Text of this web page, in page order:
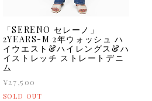
「SERENO セレーノ」
2YEARS-M 2年ウォッシュ ハ
イウエスト&ハイレングス&ハ
イストレッチ ストレートデニ
ム
¥27,500
SOLD OUT